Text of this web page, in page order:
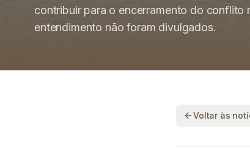
contribuir para o encerramento do
entendimento não foram divulgados.
Voltar às